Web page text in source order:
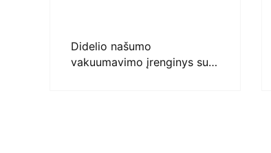
Didelio našumo
vakuumavimo įrenginys su